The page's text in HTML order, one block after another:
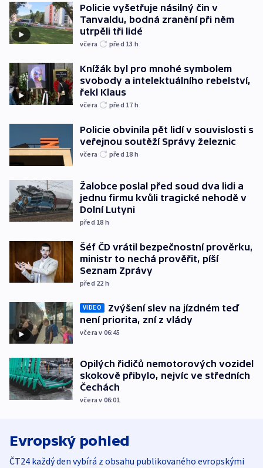
Policie vyšetřuje násilný čin v
Tanvaldu, bodná zranění při něm
utrpěli tři lidé
včera před 13 h
Knížák byl pro mnohé symbolem
svobody a intelektuálního rebelství,
řekl Klaus
včera před 17 h
Policie obvinila pět lidí v souvislosti s
veřejnou soutěží Správy železnic
včera před 18 h
Žalobce poslal před soud dva lidi a
jednu firmu kvůli tragické nehodě v
Dolní Lutyni
před 18 h
Šéf ČD vrátil bezpečnostní prověrku,
ministr to nechá prověřit, píší
Seznam Zprávy
před 22 h
VIDEO
Zvýšení slev na jízdném teď
není priorita, zní z vlády
včera v 06:45
Opilých řidičů nemotorových vozidel
skokově přibylo, nejvíc ve středních
Čechách
včera v 06:01
Evropský pohled
ČT24 každý den vybírá z obsahu publikovaného evropskými